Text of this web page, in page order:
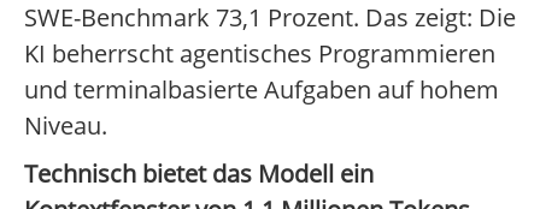
SWE-Benchmark 73,1 Prozent. Das zeigt: Die
KI beherrscht agentisches Programmieren
und terminalbasierte Aufgaben auf hohem
Niveau.
Technisch bietet das Modell ein